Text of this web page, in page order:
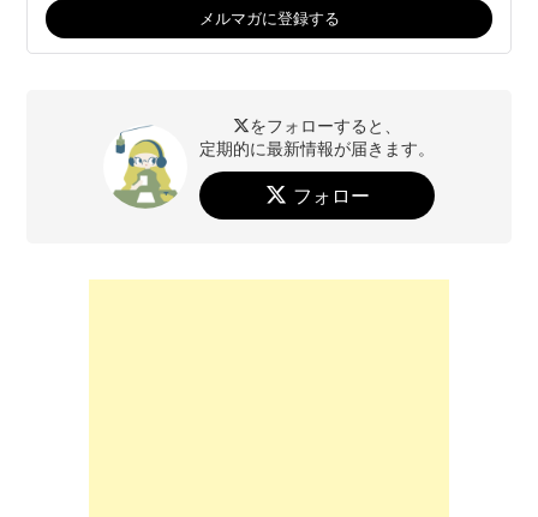
をフォローすると、
定期的に最新情報が届きます。
フォロー